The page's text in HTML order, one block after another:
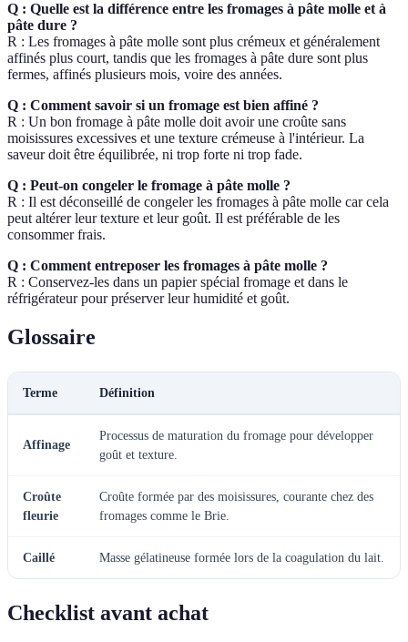
Q : Quelle est la différence entre les fromages à pâte molle et à
pâte dure ?
R : Les fromages à pâte molle sont plus crémeux et généralement
affinés plus court, tandis que les fromages à pâte dure sont plus
fermes, affinés plusieurs mois, voire des années.
Q : Comment savoir si un fromage est bien affiné ?
R : Un bon fromage à pâte molle doit avoir une croûte sans
moisissures excessives et une texture crémeuse à l'intérieur. La
saveur doit être équilibrée, ni trop forte ni trop fade.
Q : Peut-on congeler le fromage à pâte molle ?
R : Il est déconseillé de congeler les fromages à pâte molle car cela
peut altérer leur texture et leur goût. Il est préférable de les
consommer frais.
Q : Comment entreposer les fromages à pâte molle ?
R : Conservez-les dans un papier spécial fromage et dans le
réfrigérateur pour préserver leur humidité et goût.
Glossaire
Terme Définition
Affinage
Processus de maturation du fromage pour développer
goût et texture.
Croûte
fleurie
Croûte formée par des moisissures, courante chez des
fromages comme le Brie.
Caillé Masse gélatineuse formée lors de la coagulation du lait.
Checklist avant achat